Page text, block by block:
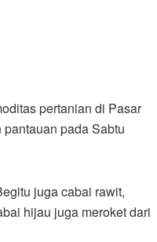
pertanian di Pasar
pada Sabtu
juga cabai rawit,
hijau juga meroket dari